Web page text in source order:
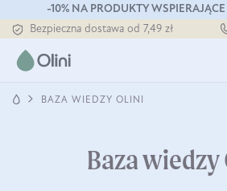
-10% NA PRODUKTY
Bezpieczna dostawa od 7,49 zł
Darmowa dostawa od 199 zł
Tłoczony zawsze na zimno
BAZA WIEDZY OLINI
Baza wiedzy